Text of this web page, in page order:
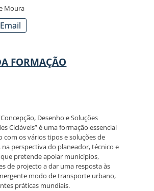
Moura
FORMAÇÃO
Desenho e Soluções
Cicláveis” é uma formação essencial
com os vários tipos e soluções de
perspectiva do planeador, técnico e
pretende apoiar municípios,
de projecto a dar uma resposta às
modo de transporte urbano,
práticas mundiais.